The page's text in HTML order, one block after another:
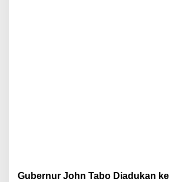
Gubernur John Tabo Diadukan